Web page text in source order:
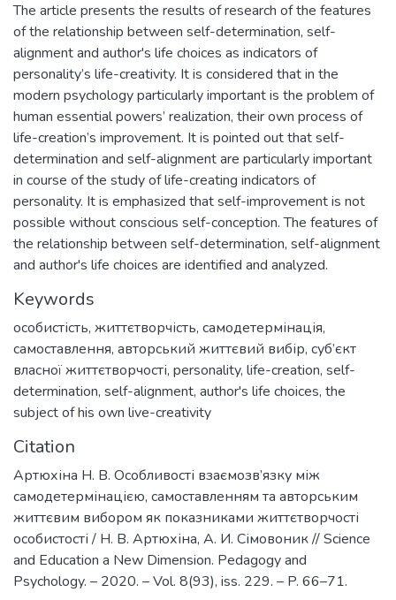
The article presents the results of research of the features
of the relationship between self-determination, self-
alignment and author's life choices as indicators of
personality’s life-creativity. It is considered that in the
modern psychology particularly important is the problem of
human essential powers’ realization, their own process of
life-creation’s improvement. It is pointed out that self-
determination and self-alignment are particularly important
in course of the study of life-creating indicators of
personality. It is emphasized that self-improvement is not
possible without conscious self-conception. The features of
the relationship between self-determination, self-alignment
and author's life choices are identified and analyzed.
Keywords
особистість, життєтворчість, самодетермінація,
самоставлення, авторський життєвий вибір, суб’єкт
власної життєтворчості, personality, life-creation, self-
determination, self-alignment, author's life choices, the
subject of his own live-creativity
Citation
Артюхіна Н. В. Особливості взаємозв’язку між
самодетермінацією, самоставленням та авторським
життєвим вибором як показниками життєтворчості
особистості / Н. В. Артюхіна, А. И. Сімовоник // Science
and Education a New Dimension. Pedagogy and
Psychology. – 2020. – Vol. 8(93), iss. 229. – P. 66–71.